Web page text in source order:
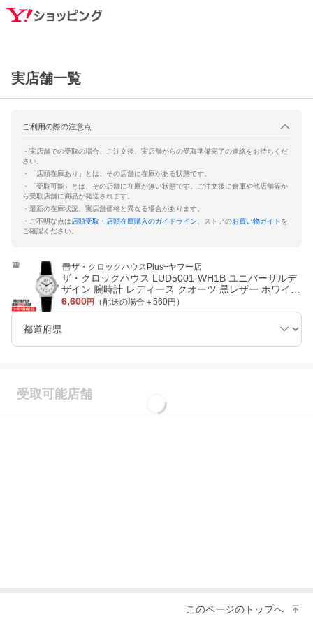
実店舗一覧
ご利用の際の注意点
・実店舗での受取の場合、ご注文後、実店舗からの受取準備完了の連絡をお待ちくだ
さい。
・「店頭在庫あり」とは、その店舗に在庫がある状態です。
・「受取可能」とは、その店舗に在庫が無い状態です。ご注文後に倉庫や他店舗等か
ら受取店舗に商品が発送されます。
・最新の在庫状況、実店舗価格と異なる場合があります。
・ご不明な点は店頭受取・店頭在庫購入のガイドライン 、ストアのお買い物ガイドを
ご確認ください。
ザ・クロックハウスPlus+ヤフー店
ザ・クロックハウス LUD5001-WH1B ユニバーサルデ
ザイン 腕時計 レディース クオーツ 黒レザー ホワイト
UD THE CLOCK HOUSE
6,600円 （配送の場合＋ 560円）
都道府県
受取可能店舗
このページのトップへ